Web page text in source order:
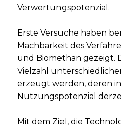
Verwertungspotenzial.
Erste Versuche haben
Machbarkeit des
und Biomethan gezeigt.
Vielzahl
erzeugt werden, deren
Nutzungspotenzial
Mit dem Ziel, die